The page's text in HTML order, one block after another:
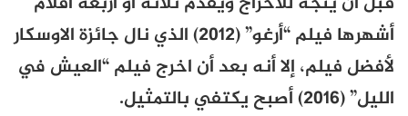
أشهرها فيلم “أرغو” (2012) الذي نال جائزة الاوسكار
لأفضل فيلم، إلا أنه بعد أن اخرج فيلم “العيش في
الليل” (2016) أصبح يكتفي بالتمثيل.